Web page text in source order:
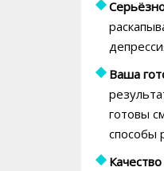
Ваша
готовы
способы